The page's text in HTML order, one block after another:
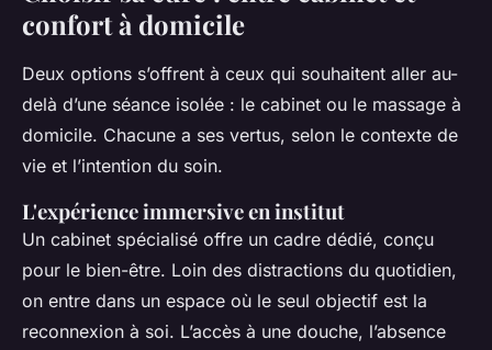
confort à domicile
Deux options s’offrent à ceux qui souhaitent aller au-
delà d’une séance isolée : le cabinet ou le massage à
domicile. Chacune a ses vertus, selon le contexte de
vie et l’intention du soin.
L'expérience immersive en institut
Un cabinet spécialisé offre un cadre dédié, conçu
pour le bien-être. Loin des distractions du quotidien,
on entre dans un espace où le seul objectif est la
reconnexion à soi. L’accès à une douche, l’absence